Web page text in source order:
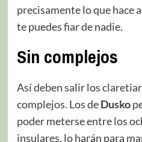
precisamente lo que hace
te puedes fiar de nadie.
Sin complejos
Así deben salir los
complejos. Los deDusko
poder meterse entre los
insulares, lo harán para